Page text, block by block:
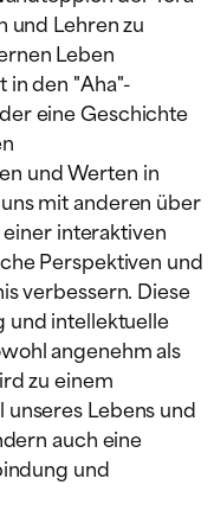
und Lehren zu
Leben
in den "Aha"-
eine Geschichte
und Werten in
mit anderen über
interaktiven
Perspektiven und
verbessern. Diese
und intellektuelle
angenehm als
zu einem
Lebens und
auch eine
und